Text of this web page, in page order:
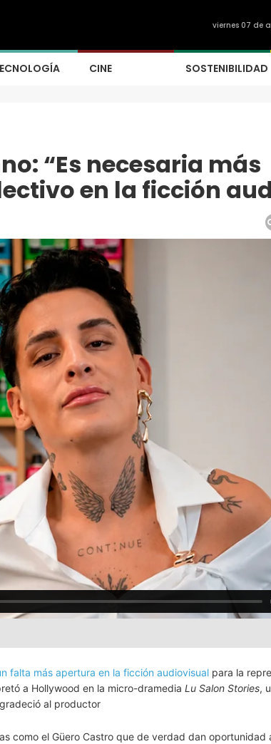
viernes 07 de
CINE SOSTENIBILIDAD
“Es necesaria más
en la ficción
falta más apertura en la ficción audiovisual para la
a Hollywood en la micro-dramedia Lu Salon Stories,
al productor
como el Güero Castro que de verdad dan oportunidad